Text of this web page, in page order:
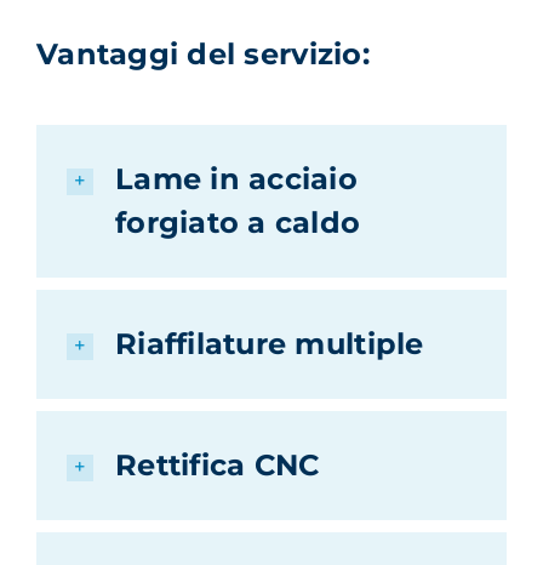
Vantaggi del servizio:
Lame in acciaio
forgiato a caldo
Riaffilature multiple
Rettifica CNC